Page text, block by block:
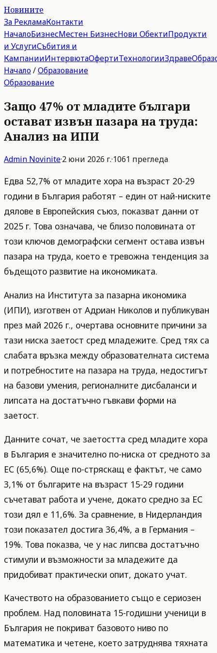
Новините
За РекламаКонтакти
НачалоБизнесМестен БизнесНови ОбектиПродукти
и УслугиСъбития и
КампанииИнтервютаОфертиТехнологииЗдраве
Начало/Образование
Образование
Защо 47% от младите българи
остават извън пазара на труда:
Анализ на ИПИ
Admin Novinite·2 юни 2026 г.·1061 прегледа
Едва 52,7% от младите хора на възраст 20-29
години в България работят – един от най-ниските
дялове в Европейския съюз, показват данни от
2025 г. Това означава, че близо половината от
този ключов демографски сегмент остава извън
пазара на труда, което е тревожна тенденция за
бъдещото развитие на икономиката.
Анализ на Института за пазарна икономика
(ИПИ), изготвен от Адриан Николов и публикуван
през май 2026 г., очертава основните причини за
тази ниска заетост сред младежите. Сред тях са
слабата връзка между образователната система
и потребностите на пазара на труда, недостигът
на базови умения, регионалните дисбаланси и
липсата на достатъчно гъвкави форми на
заетост.
Данните сочат, че заетостта сред младите хора
в България е значително по-ниска от средното за
ЕС (65,6%). Още по-стряскащ е фактът, че само
3,1% от българите на възраст 15-29 години
съчетават работа и учене, докато средно за ЕС
този дял е 11,6%. За сравнение, в Нидерландия
този показател достига 36,4%, а в Германия –
19%. Това показва, че у нас липсва достатъчно
стимули и възможности за младежите да
придобиват практически опит, докато учат.
Качеството на образованието също е сериозен
проблем. Над половината 15-годишни ученици в
България не покриват базовото ниво по
математика и четене, което затруднява тяхната